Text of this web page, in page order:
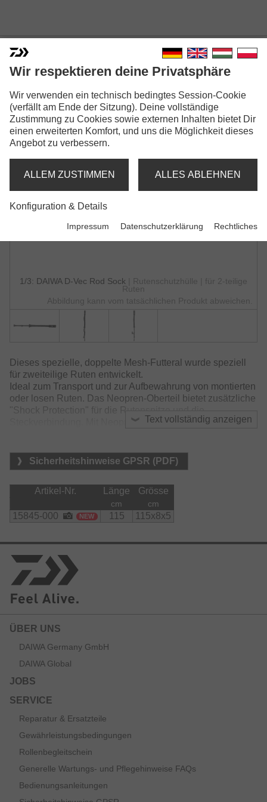
DAIWA D-VEC ROD SOCK
RUTENSCHUTZHÜLLE | FÜR 2-TEILIGE
RUTEN
1/3: DAIWA D-Vec Rod Sock
| Rutenschutzhülle | für 2-teilige
Ruten
Abbildung kann vom tatsächlichen Produkt abweichen.
Text vollständig anzeigen
Dieses spezielle, doppelte Mesh-Futteral wurde speziell
für zweiteilige Ruten entwickelt.
Ideal zum Transport und zur Aufbewahrung von montierten
oder losen Ruten. Das Neopren-Oberteil bietet zusätzliche
"Shock Protection" für die Rutenspitze und die
Steckverbindung. Mit Neoprengurt zur Befestigung der
aufzubewahren.
für Startringe bis zu 30mm.
Material:
Polyester
Sicherheitshinweise GPSR (PDF)
Artikel-Nr. Länge Grösse
cm cm
15845-000 NEW 115 115x8x5
ÜBER UNS
DAIWA Germany GmbH
DAIWA Global
JOBS
SERVICE
Reparatur & Ersatzteile
Gewährleistungsbedingungen
Rollenbegleitschein
Generelle Wartungs- und Pflegehinweise FAQs
Bedienungsanleitungen
Wir respektieren deine Privatsphäre
Wir verwenden ein technisch bedingtes Session-Cookie
(verfällt am Ende der Sitzung). Deine vollständige
Zustimmung zu Cookies sowie externen Inhalten bietet Dir
einen erweiterten Komfort, und uns die Möglichkeit dieses
Angebot zu verbessern.
ALLEM ZUSTIMMEN ALLES ABLEHNEN
Konfiguration & Details
Impressum Datenschutzerklärung Rechtliches